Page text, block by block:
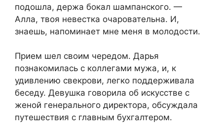
подошла, держа бокал шампанского. —
Алла, твоя невестка очаровательна. И,
знаешь, напоминает мне меня в молодости.
Прием шел своим чередом. Дарья
познакомилась с коллегами мужа, и, к
удивлению свекрови, легко поддерживала
беседу. Девушка говорила об искусстве с
женой генерального директора, обсуждала
путешествия с главным бухгалтером.